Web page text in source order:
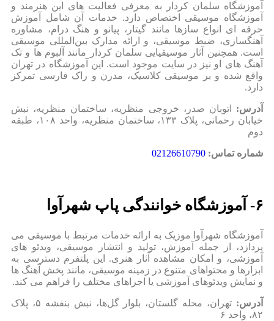
آموزشگاه سلمان کردار به معرفی فعالیت‌ های این هنرمند و
آموزشگاه موسیقی اختصاص دارد. خدمات آن شامل آموزش
حرفه‌ ای انواع سازها مانند گیتار، پیانو و هنگ درام، مشاوره
آهنگسازی، ضبط موسیقی، و ارائه مدارک بین‌المللی موسیقی
است. همچنین آثار موسیقیایی سلمان کردار مانند آلبوم‌ ها و تک‌
آهنگ‌ های او نیز در سایت موجود است. این آموزشگاه در تهران
واقع شده و بر موسیقی کلاسیک، مدرن و راک فارسی تمرکز
دارد.
آدرس:
اتوبان صدر، خروجی منظریه، ساختمان منظریه، نبش
خیابان رحمانی، پلاک ۱۳۳، ساختمان منظریه، واحد ۱۰۸، طبقه
دوم
شماره تماس: 02126610790
۶- آموزشگاه خوانندگی پاپ شهرآوا
آموزشگاه شهرآوا موزیک به ارائه خدمات مرتبط با موسیقی می‌
پردازد، از جمله آموزش، تولید و انتشار موسیقی، ویدئو های
آموزشی، و امکان مشاهده آثار هنری. این پلتفرم دسترسی به
ابزارها و محتواهای متنوع در زمینه موسیقی، مانند پخش آهنگ‌ ها
و نمایش ویدئوهای آموزشی یا اجراهای مختلف را فراهم می‌ کند.
آدرس:
تهران، محله گلستان، بلوار گل‌ها، نبش بنفشه ۵، پلاک
۸۲، واحد ۶